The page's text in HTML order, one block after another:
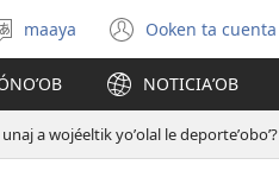
Yéey
u
idiomail
maaya Ooken ta cuenta
(opens
new
window)
NOTICIAʼOB
unaj a wojéeltik yoʼolal le deporteʼoboʼ?